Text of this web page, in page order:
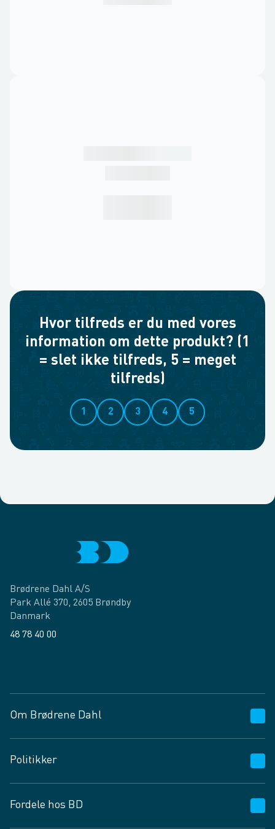
Hvor tilfreds er du med vores
information om dette produkt? (1
= slet ikke tilfreds, 5 = meget
tilfreds)
1 2 3 4 5
Brødrene Dahl A/S
Park Allé 370, 2605 Brøndby
Danmark
48 78 40 00
Om Brødrene Dahl
Vagttelefon 30 10 89 89
Spørgsmål og svar
Job og karriere
Politikker
Privatlivspolitik
Fordele hos BD